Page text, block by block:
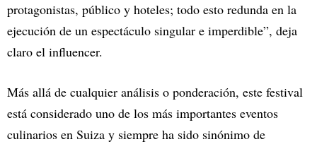
protagonistas, público y hoteles; todo esto redunda en la
ejecución de un espectáculo singular e imperdible”, deja
claro el influencer.
Más allá de cualquier análisis o ponderación, este festival
está considerado uno de los más importantes eventos
culinarios en Suiza y siempre ha sido sinónimo de